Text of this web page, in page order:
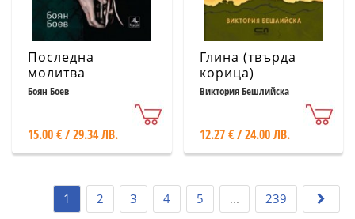
Последна
молитва
Боян Боев
15.00 € / 29.34 ЛВ.
Глина (твърда
корица)
Виктория Бешлийска
12.27 € / 24.00 ЛВ.
1 2 3 4 5 ... 239